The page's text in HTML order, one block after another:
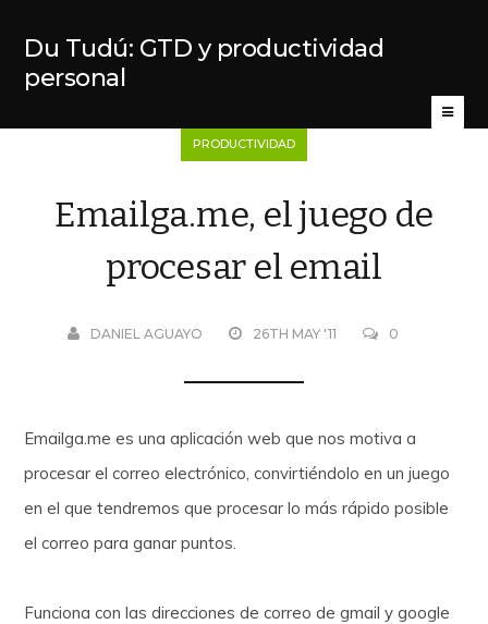
Du Tudú: GTD y productividad
personal
PRODUCTIVIDAD
Emailga.me, el juego de
procesar el email
DANIEL AGUAYO 26TH MAY '11 0
Emailga.me es una aplicación web que nos motiva a
procesar el correo electrónico, convirtiéndolo en un juego
en el que tendremos que procesar lo más rápido posible
el correo para ganar puntos.
Funciona con las direcciones de correo de gmail y google